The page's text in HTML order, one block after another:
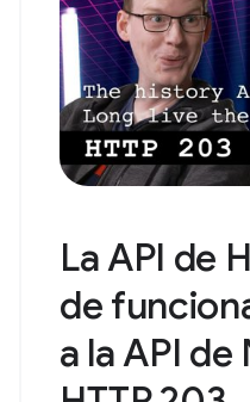
La API de
de
a la API